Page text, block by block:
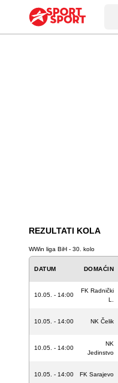
REZULTATI KOLA
WWin liga BiH - 30. kolo
DATUM DOMAĆIN
10.05. - 14:00
FK Radnički
L.
10.05. - 14:00 NK Čelik
10.05. - 14:00
NK
Jedinstvo
10.05. - 14:00 FK Sarajevo